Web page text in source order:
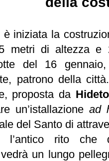
è iniziata la
metri di altezza
del 16
patrono della
proposta da
un’istallazione ad
del Santo di
l’antico rito che
un lungo